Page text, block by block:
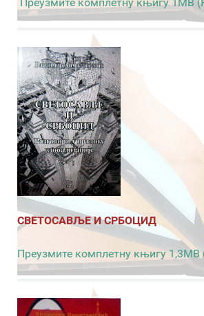
Преузмите комплетну књигу 1MB
СВЕТОСАВЉЕ И СРБОЦИД
Преузмите комплетну књигу 1,3MB